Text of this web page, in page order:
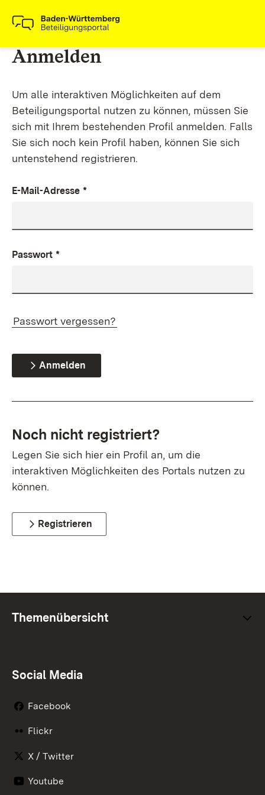
Anmelden
Um alle interaktiven Möglichkeiten auf dem
Beteiligungsportal nutzen zu können, müssen Sie
sich mit Ihrem bestehenden Profil anmelden. Falls
Sie sich noch kein Profil haben, können Sie sich
untenstehend registrieren.
E-Mail-Adresse *
Passwort *
Passwort vergessen?
Anmelden
Noch nicht registriert?
Legen Sie sich hier ein Profil an, um die
interaktiven Möglichkeiten des Portals nutzen zu
können.
Registrieren
Themenübersicht
Social Media
Facebook
Flickr
X / Twitter
Youtube